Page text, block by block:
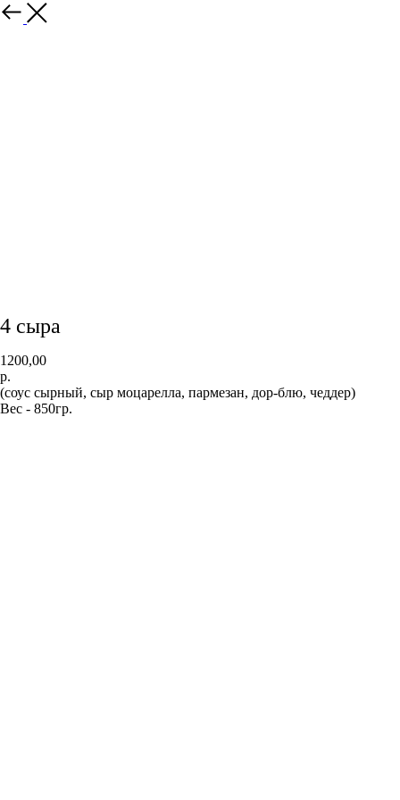
4 сыра
1200,00
р.
(соус сырный, сыр моцарелла, пармезан, дор-блю, чеддер)
Вес - 850гр.